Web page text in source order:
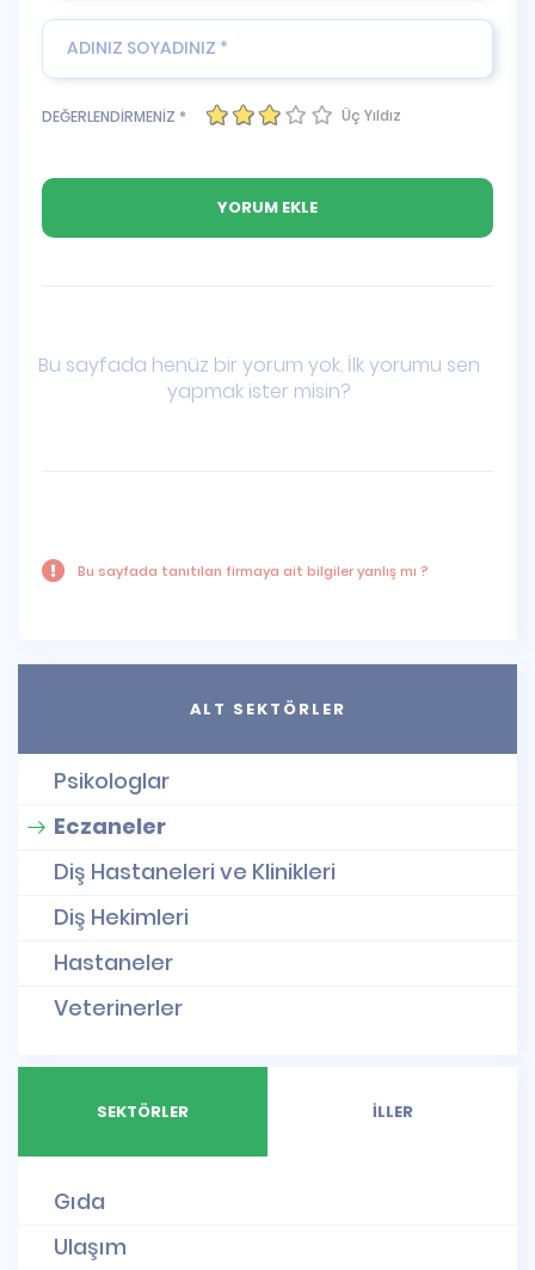
DEĞERLENDİRMENİZ * Üç Yıldız
Bu sayfada henüz bir yorum yok. İlk yorumu sen
yapmak ister misin?
Bu sayfada tanıtılan firmaya ait bilgiler yanlış mı ?
ALT SEKTÖRLER
Psikologlar
Eczaneler
Diş Hastaneleri ve Klinikleri
Diş Hekimleri
Hastaneler
Veterinerler
SEKTÖRLER İLLER
Gıda
Ulaşım